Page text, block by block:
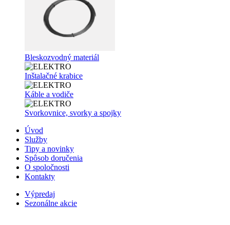
Bleskozvodný materiál
Inštalačné krabice
Káble a vodiče
Svorkovnice, svorky a spojky
Úvod
Služby
Tipy a novinky
Spôsob doručenia
O spoločnosti
Kontakty
Výpredaj
Sezonálne akcie